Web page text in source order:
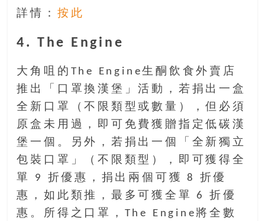
詳情： 按此
4. The Engine
大角咀的The Engine生酮飲食外賣店
推出「口罩換漢堡」活動，若捐出一盒
全新口罩（不限類型或數量），但必須
原盒未用過，即可免費獲贈指定低碳漢
堡一個。另外，若捐出一個「全新獨立
包裝口罩」（不限類型），即可獲得全
單 9 折優惠，捐出兩個可獲 8 折優
惠，如此類推，最多可獲全單 6 折優
惠。所得之口罩，The Engine將全數